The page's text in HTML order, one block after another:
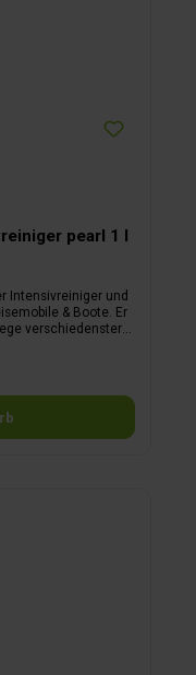
pearl 1 l
Intensivreiniger und
& Boote. Er
verschiedenster
Edelstahl,
hartnäckige
witterungsbedingte
Harze sowie Fette